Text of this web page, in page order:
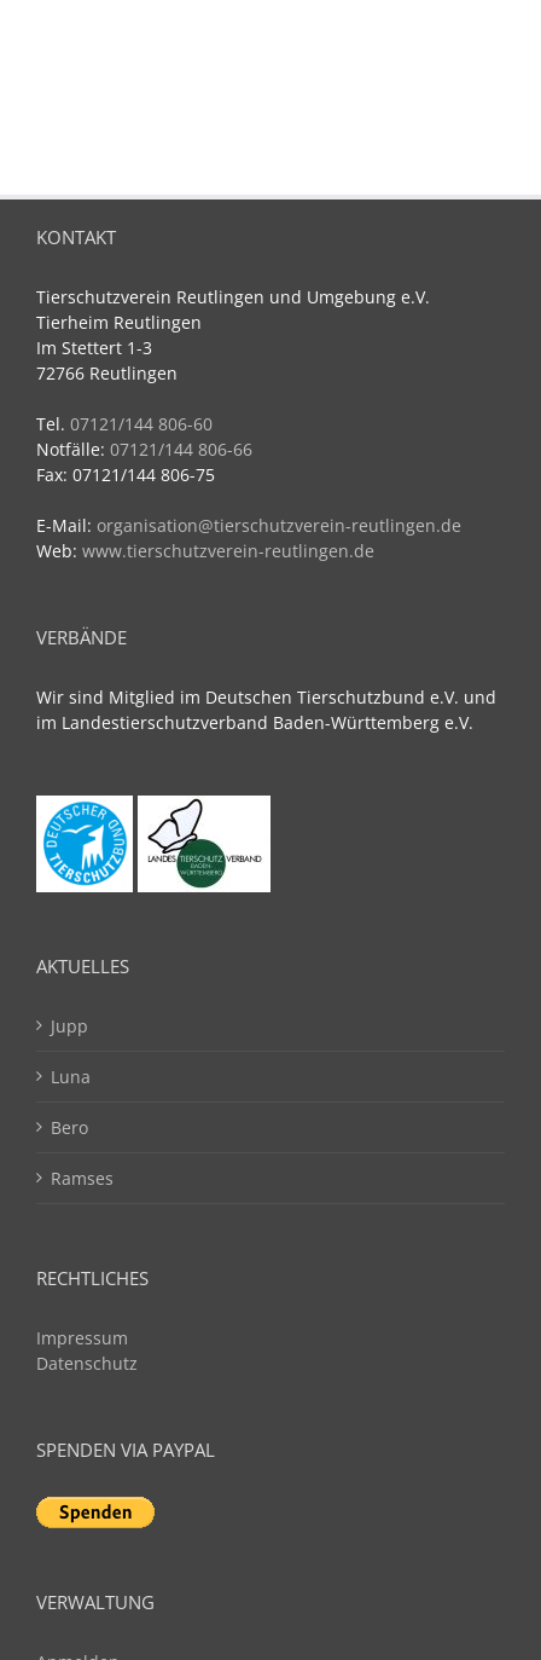
KONTAKT
Tierschutzverein Reutlingen und Umgebung e.V.
Tierheim Reutlingen
Im Stettert 1-3
72766 Reutlingen
Tel. 07121/144 806-60
Notfälle: 07121/144 806-66
Fax: 07121/144 806-75
E-Mail: organisation@tierschutzverein-reutlingen.de
Web: www.tierschutzverein-reutlingen.de
VERBÄNDE
Wir sind Mitglied im Deutschen Tierschutzbund e.V. und
im Landestierschutzverband Baden-Württemberg e.V.
AKTUELLES
Jupp
Luna
Bero
Ramses
RECHTLICHES
Impressum
Datenschutz
SPENDEN VIA PAYPAL
VERWALTUNG